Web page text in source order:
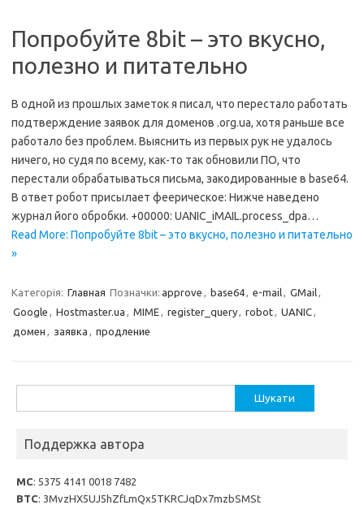
Попробуйте 8bit – это вкусно,
полезно и питательно
В одной из прошлых заметок я писал, что перестало работать
подтверждение заявок для доменов .org.ua, хотя раньше все
работало без проблем. Выяснить из первых рук не удалось
ничего, но судя по всему, как-то так обновили ПО, что
перестали обрабатываться письма, закодированные в base64.
В ответ робот присылает феерическое: Нижче наведено
журнал його обробки. +00000: UANIC_iMAIL.process_dpa…
Read More: Попробуйте 8bit – это вкусно, полезно и питательно
»
Категорія: Главная Позначки: approve , base64, e-mail, GMail,
Google , Hostmaster.ua , MIME, register_query, robot, UANIC,
домен , заявка , продление
Поддержка автора
MC: 5375 4141 0018 7482
BTC: 3MvzHX5UJ5hZfLmQx5TKRCJqDx7mzbSMSt